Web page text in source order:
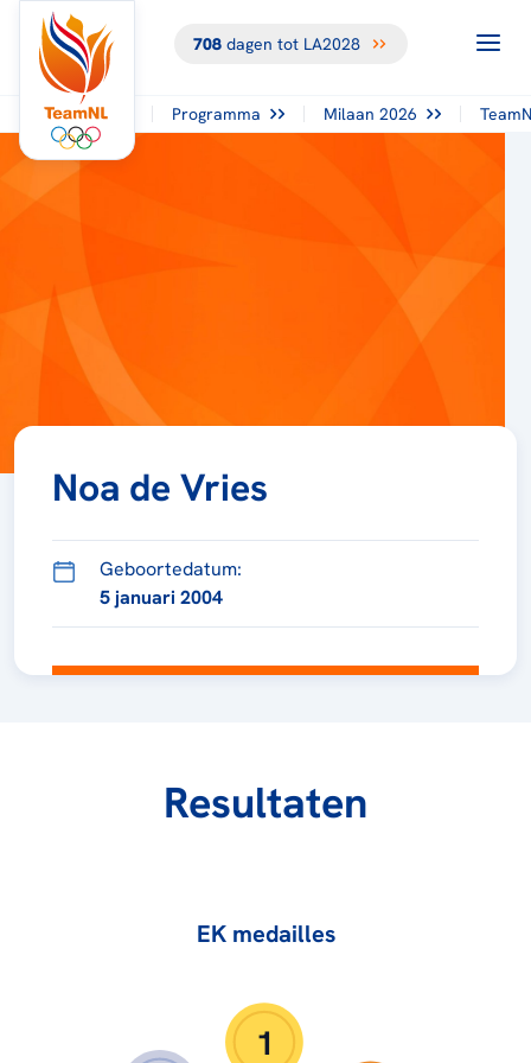
708dagen tot LA2028
Programma Milaan 2026
Noa de Vries
Geboortedatum:
5 januari 2004
Resultaten
EK medailles
1